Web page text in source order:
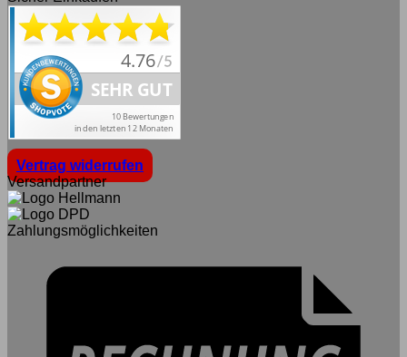
Vertrag widerrufen
Versandpartner
Zahlungsmöglichkeiten